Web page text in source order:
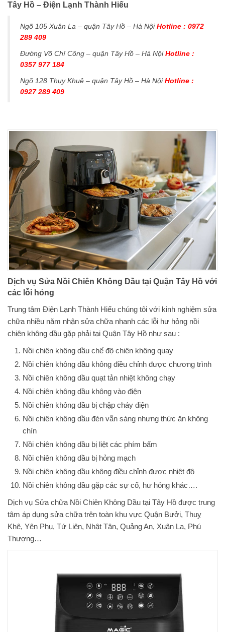
Tây Hồ – Điện Lạnh Thành Hiếu
Ngõ 105 Xuân La – quận Tây Hồ – Hà NộiHotline : 0972
289 409
Đường Võ Chí Công – quận Tây Hồ – Hà NộiHotline :
0357 977 184
Ngõ 128 Thụy Khuê – quận Tây Hồ – Hà NộiHotline :
0927 289 409
Dịch vụ Sửa Nồi Chiên Không Dầu tại Quận Tây Hồ với
các lỗi hỏng
Trung tâm Điện Lạnh Thành Hiếu chúng tôi với kinh nghiệm sửa
chữa nhiều năm nhận sửa chữa nhanh các lỗi hư hỏng nồi
chiên không dầu gặp phải tại Quận Tây Hồ như sau :
Nồi chiên không dầu chế độ chiên không quay
Nồi chiên không dầu không điều chỉnh được chương trình
Nồi chiên không dầu quạt tản nhiệt không chạy
Nồi chiên không dầu không vào điện
Nồi chiên không dầu bị chập cháy điện
Nồi chiên không dầu đèn vẫn sáng nhưng thức ăn không
chín
Nồi chiên không dầu bị liệt các phím bấm
Nồi chiên không dầu bị hỏng mạch
Nồi chiên không dầu không điều chỉnh được nhiệt độ
Nồi chiên không dầu gặp các sự cố, hư hỏng khác….
Dịch vụ Sửa chữa Nồi Chiên Không Dầu tại Tây Hồ được trung
tâm áp dụng sửa chữa trên toàn khu vực Quận Bưởi, Thuỵ
Khê, Yên Phụ, Tứ Liên, Nhật Tân, Quảng An, Xuân La, Phú
Thượng…